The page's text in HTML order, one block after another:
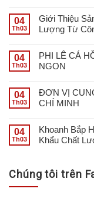
04
Th03
Giới Thiệu
Lượng Từ
04
Th03
PHI LÊ CÁ
NGON
04
Th03
ĐƠN VỊ
CHÍ MINH
04
Th03
Khoanh Bắp
Khẩu Chất
Chúng tôi trên